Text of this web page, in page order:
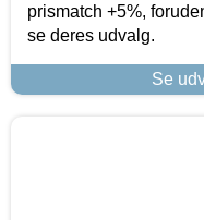
prismatch +5%,
se deres udvalg.
Se